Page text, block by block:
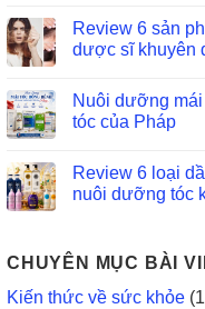
Review 6 sản
dược sĩ khuyên
Nuôi dưỡng
tóc của Pháp
Review 6 loại
nuôi dưỡng tóc
CHUYÊN MỤC BÀI
Kiến thức về sức khỏe